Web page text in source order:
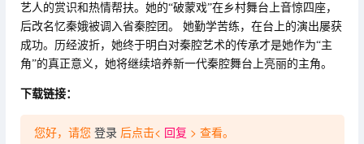
艺人的赏识和热情帮扶。她的“破蒙戏”在乡村舞台上音惊四座，
后改名忆秦娥被调入省秦腔团。 她勤学苦练，在台上的演出屡获
成功。历经波折，她终于明白对秦腔艺术的传承才是她作为“主
角”的真正意义，她将继续培养新一代秦腔舞台上亮丽的主角。
下载链接：
您好，请您 登录 后点击< 回复 > 查看。